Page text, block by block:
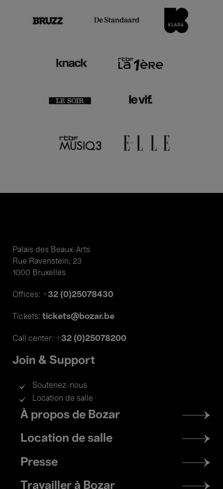
Palais des Beaux-Arts
Rue Ravenstein, 23
1000 Bruxelles
Offices: +32 (0)25078430
Tickets: tickets@bozar.be
Call center: +32 (0)25078200
Join & Support
Soutenez-nous
Location de salle
Footer
menu
À propos de Bozar
Location de salle
Presse
Travailler à Bozar